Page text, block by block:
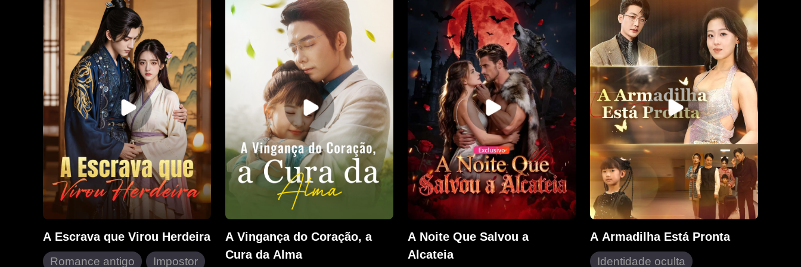
seu pai biológico bilionário mudou
tudo e sua vingança começou.
percebe que a ama — e, ao salvá-
la duas vezes, luta para
reconquistá-la.
vestir a camisa do Brasil.
não concordou. Porém, quando ela
descobriu que estava grávida, ele
a abandonou impiedosamente,
deixando-a sozinha para lidar com
as sequelas de um acidente que
começaram a apagar suas
memórias.
A Escrava que Virou Herdeira
Romance antigo
Impostor
A Vingança do Coração, a
Cura da Alma
A Noite Que Salvou a
Alcateia
A Armadilha Está Pronta
Identidade oculta